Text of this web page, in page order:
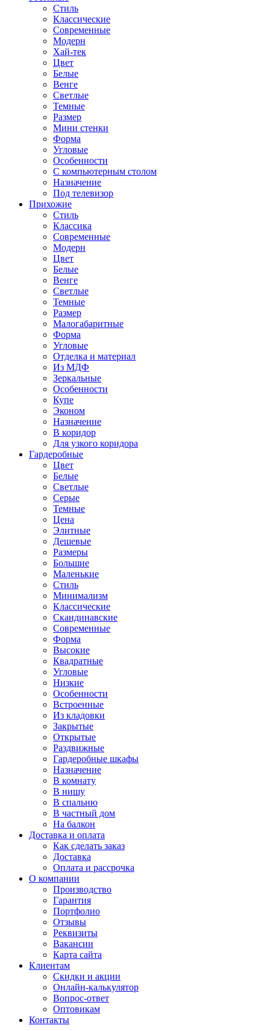
Стиль
Классические
Современные
Модерн
Хай-тек
Цвет
Белые
Венге
Светлые
Темные
Размер
Мини стенки
Форма
Угловые
Особенности
С компьютерным столом
Назначение
Под телевизор
Прихожие
Стиль
Классика
Современные
Модерн
Цвет
Белые
Венге
Светлые
Темные
Размер
Малогабаритные
Форма
Угловые
Отделка и материал
Из МДФ
Зеркальные
Особенности
Купе
Эконом
Назначение
В коридор
Для узкого коридора
Гардеробные
Цвет
Белые
Светлые
Серые
Темные
Цена
Элитные
Дешевые
Размеры
Большие
Маленькие
Стиль
Минимализм
Классические
Скандинавские
Современные
Форма
Высокие
Квадратные
Угловые
Низкие
Особенности
Встроенные
Из кладовки
Закрытые
Открытые
Раздвижные
Гардеробные шкафы
Назначение
В комнату
В нишу
В спальню
В частный дом
На балкон
Доставка и оплата
Как сделать заказ
Доставка
Оплата и рассрочка
О компании
Производство
Гарантия
Портфолио
Отзывы
Реквизиты
Вакансии
Карта сайта
Клиентам
Скидки и акции
Онлайн-калькулятор
Вопрос-ответ
Оптовикам
Контакты